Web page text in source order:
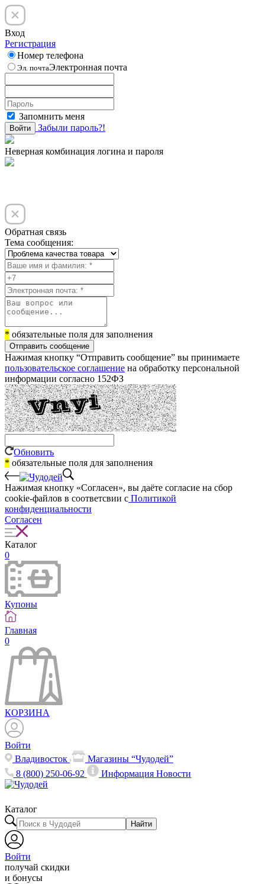
Вход
Регистрация
Номер телефона
Эл. почтаЭлектронная почта
Запомнить меня
Войти Забыли пароль?!
Неверная комбинация логина и пароля
Обратная связь
Тема сообщения:
* обязательные поля для заполнения
Отправить сообщение
Нажимая кнопку “Отправить сообщение” вы принимаете
пользовательское соглашение на обработку персональной
информации согласно 152ФЗ
Обновить
* обязательные поля для заполнения
Нажимая кнопку «Согласен», вы даёте cогласие на сбор
cookie-файлов в соответсвии с Политикой
конфиденциальности
Согласен
Каталог
0
Купоны
Главная
0
КОРЗИНА
Войти
Владивосток
Магазины “Чудодей”
8 (800) 250-06-92
ИнформацияНовости
Каталог
Найти
Войти
получай скидки
и бонусы